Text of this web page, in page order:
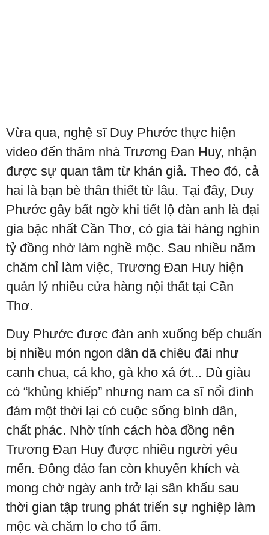
Vừa qua, nghệ sĩ Duy Phước thực hiện
video đến thăm nhà Trương Đan Huy, nhận
được sự quan tâm từ khán giả. Theo đó, cả
hai là bạn bè thân thiết từ lâu. Tại đây, Duy
Phước gây bất ngờ khi tiết lộ đàn anh là đại
gia bậc nhất Cần Thơ, có gia tài hàng nghìn
tỷ đồng nhờ làm nghề mộc. Sau nhiều năm
chăm chỉ làm việc, Trương Đan Huy hiện
quản lý nhiều cửa hàng nội thất tại Cần
Thơ.
Duy Phước được đàn anh xuống bếp chuẩn
bị nhiều món ngon dân dã chiêu đãi như
canh chua, cá kho, gà kho xả ớt... Dù giàu
có “khủng khiếp” nhưng nam ca sĩ nổi đình
đám một thời lại có cuộc sống bình dân,
chất phác. Nhờ tính cách hòa đồng nên
Trương Đan Huy được nhiều người yêu
mến. Đông đảo fan còn khuyến khích và
mong chờ ngày anh trở lại sân khấu sau
thời gian tập trung phát triển sự nghiệp làm
mộc và chăm lo cho tổ ấm.